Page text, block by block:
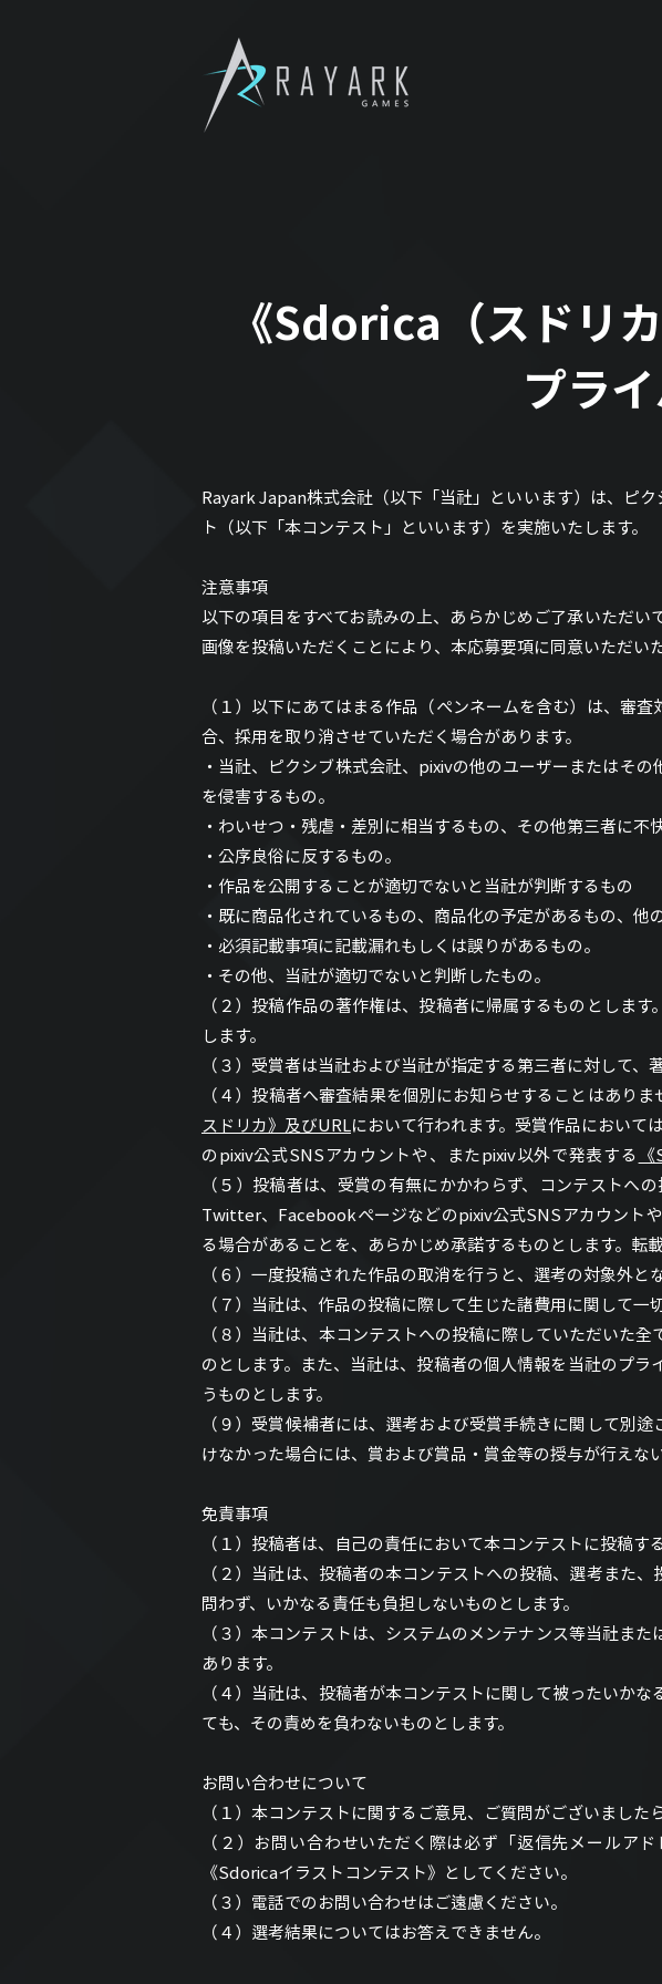
《Sdorica（スドリ
プラ
Rayark Japan株式会社（以下「当社」といいます）は、ピ
ト（以下「本コンテスト」といいます）を実施いたします。
注意事項
以下の項目をすべてお読みの上、あらかじめご了承いただ
画像を投稿いただくことにより、本応募要項に同意いただい
（１）以下にあてはまる作品（ペンネームを含む）は、審
合、採用を取り消させていただく場合があります。
・当社、ピクシブ株式会社、pixivの他のユーザーまたはそ
を侵害するもの。
・わいせつ・残虐・差別に相当するもの、その他第三者に不
・公序良俗に反するもの。
・作品を公開することが適切でないと当社が判断するもの
・既に商品化されているもの、商品化の予定があるもの、
・必須記載事項に記載漏れもしくは誤りがあるもの。
・その他、当社が適切でないと判断したもの。
（２）投稿作品の著作権は、投稿者に帰属するものとしま
します。
（３）受賞者は当社および当社が指定する第三者に対して、
（４）投稿者へ審査結果を個別にお知らせすることはあり
スドリカ》及びURLにおいて行われます。受賞作品におい
のpixiv公式SNSアカウントや、またpixiv以外で発表する
（５）投稿者は、受賞の有無にかかわらず、コンテストへ
Twitter、Facebookページなどのpixiv公式SNSアカウント
る場合があることを、あらかじめ承諾するものとします。転
（６）一度投稿された作品の取消を行うと、選考の対象外と
（７）当社は、作品の投稿に際して生じた諸費用に関して一
（８）当社は、本コンテストへの投稿に際していただいた
のとします。また、当社は、投稿者の個人情報を当社のプラ
うものとします。
（９）受賞候補者には、選考および受賞手続きに関して別
けなかった場合には、賞および賞品・賞金等の授与が行えな
免責事項
（１）投稿者は、自己の責任において本コンテストに投稿す
（２）当社は、投稿者の本コンテストへの投稿、選考また
問わず、いかなる責任も負担しないものとします。
（３）本コンテストは、システムのメンテナンス等当社ま
あります。
（４）当社は、投稿者が本コンテストに関して被ったいか
ても、その責めを負わないものとします。
お問い合わせについて
（１）本コンテストに関するご意見、ご質問がございました
（２）お問い合わせいただく際は必ず「返信先メールア
《Sdoricaイラストコンテスト》としてください。
（３）電話でのお問い合わせはご遠慮ください。
（４）選考結果についてはお答えできません。